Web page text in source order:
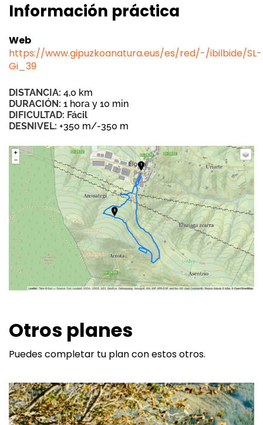
Información práctica
Web
https://www.gipuzkoanatura.eus/es/red/-/ibilbide/SL-
Gi_39
DISTANCIA: 4,0 km
DURACIÓN: 1 hora y 10 min
DIFICULTAD: Fácil
DESNIVEL: +350 m/-350 m
Otros planes
Puedes completar tu plan con estos otros.